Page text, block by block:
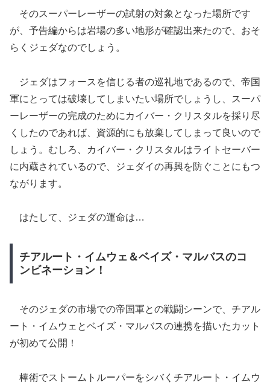
そのスーパーレーザーの試射の対象となった場所です
が、予告編からは岩場の多い地形が確認出来たので、おそ
らくジェダなのでしょう。
ジェダはフォースを信じる者の巡礼地であるので、帝国
軍にとっては破壊してしまいたい場所でしょうし、スーパ
ーレーザーの完成のためにカイバー・クリスタルを採り尽
くしたのであれば、資源的にも放棄してしまって良いので
しょう。むしろ、カイバー・クリスタルはライトセーバー
に内蔵されているので、ジェダイの再興を防ぐことにもつ
ながります。
はたして、ジェダの運命は…
チアルート・イムウェ＆ベイズ・マルバスのコ
ンビネーション！
そのジェダの市場での帝国軍との戦闘シーンで、チアル
ート・イムウェとベイズ・マルバスの連携を描いたカット
が初めて公開！
棒術でストームトルーパーをシバくチアルート・イムウ